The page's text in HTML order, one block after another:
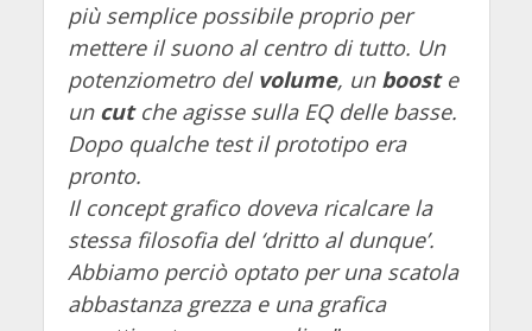
più semplice possibile proprio per
mettere il suono al centro di tutto. Un
potenziometro del volume, un boost e
un cut che agisse sulla EQ delle basse.
Dopo qualche test il prototipo era
pronto.
Il concept grafico doveva ricalcare la
stessa filosofia del ‘dritto al dunque’.
Abbiamo perciò optato per una scatola
abbastanza grezza e una grafica